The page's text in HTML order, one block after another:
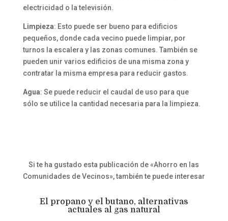
electricidad o la televisión.
Limpieza: Esto puede ser bueno para edificios
pequeños, donde cada vecino puede limpiar, por
turnos la escalera y las zonas comunes. También se
pueden unir varios edificios de una misma zona y
contratar la misma empresa para reducir gastos.
Agua: Se puede reducir el caudal de uso para que
sólo se utilice la cantidad necesaria para la limpieza.
Si te ha gustado esta publicación de «Ahorro en las
Comunidades de Vecinos», también te puede interesar
El propano y el butano, alternativas
actuales al gas natural